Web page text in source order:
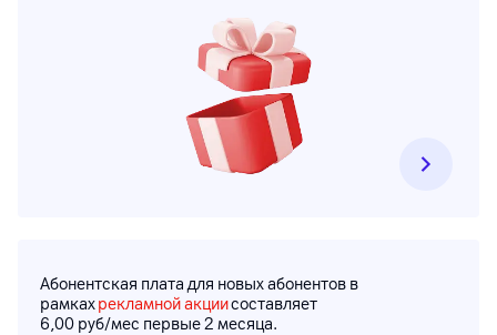
Абонентская плата для новых абонентов в
рамкахрекламной акциисоставляет
6,00 руб/мес первые 2 месяца.